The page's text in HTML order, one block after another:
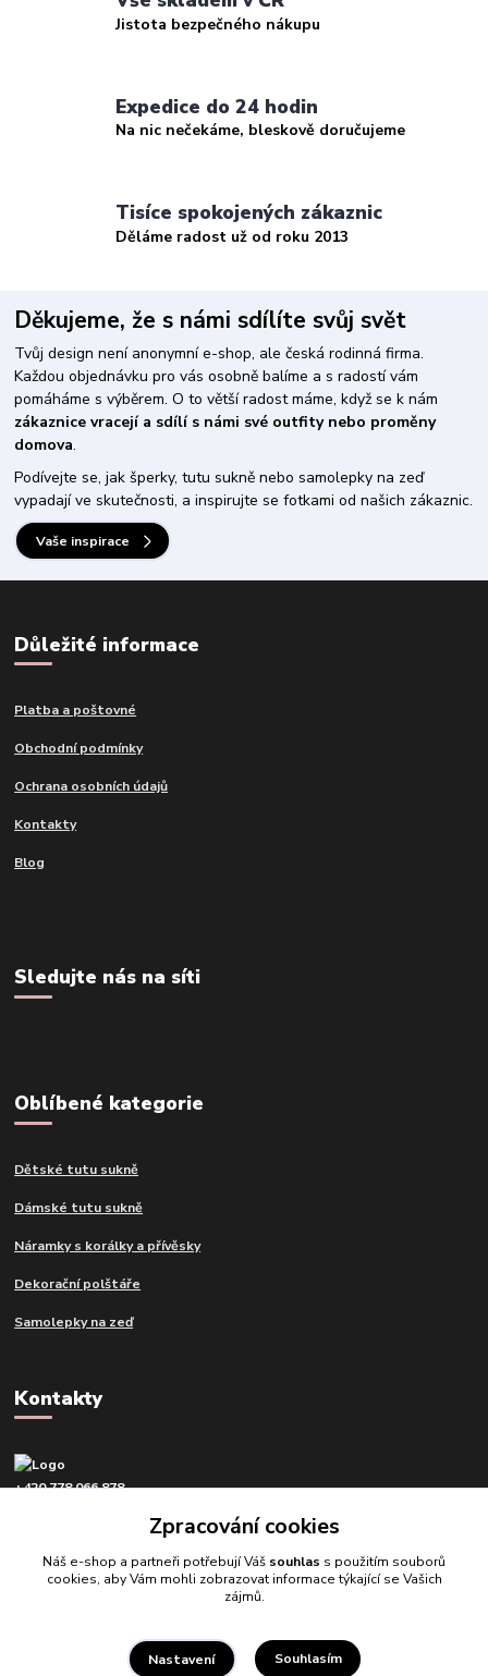
Jistota bezpečného nákupu
Expedice do 24 hodin
Na nic nečekáme, bleskově doručujeme
Tisíce spokojených zákaznic
Děláme radost už od roku 2013
Děkujeme, že s námi sdílíte svůj svět
Tvůj design není anonymní e-shop, ale česká rodinná firma.
Každou objednávku pro vás osobně balíme a s radostí vám
pomáháme s výběrem. O to větší radost máme, když se k nám
zákaznice vracejí a sdílí s námi své outfity nebo proměny
domova.
Podívejte se, jak šperky, tutu sukně nebo samolepky na zeď
vypadají ve skutečnosti, a inspirujte se fotkami od našich zákaznic.
Vaše inspirace
Důležité informace
Platba a poštovné
Obchodní podmínky
Ochrana osobních údajů
Kontakty
Blog
Sledujte nás na síti
Oblíbené kategorie
Dětské tutu sukně
Dámské tutu sukně
Náramky s korálky a přívěsky
Dekorační polštáře
Samolepky na zeď
Kontakty
+420 778 066 878
Zpracování cookies
Náš e-shop a partneři potřebují Váš souhlas s použitím souborů
cookies, aby Vám mohli zobrazovat informace týkající se Vašich
zájmů.
Nastavení Souhlasím